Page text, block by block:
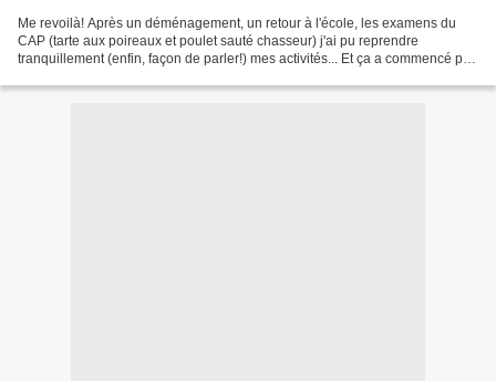
Me revoilà! Après un déménagement, un retour à l'école, les examens du
CAP (tarte aux poireaux et poulet sauté chasseur) j'ai pu reprendre
tranquillement (enfin, façon de parler!) mes activités... Et ça a commencé par